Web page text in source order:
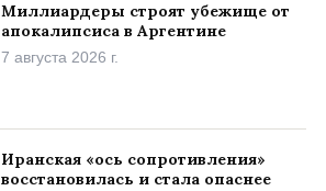
Миллиардеры строят убежище от
апокалипсиса в Аргентине
7 августа 2026 г.
Иранская «ось сопротивления»
восстановилась и стала опаснее